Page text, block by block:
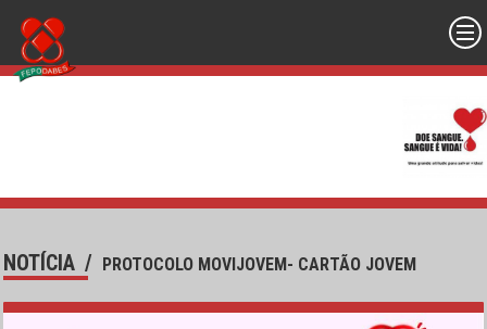
NOTÍCIA / PROTOCOLO MOVIJOVEM- CARTÃO JOVEM